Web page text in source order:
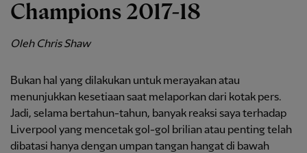
Champions 2017-18
Oleh Chris Shaw
Bukan hal yang dilakukan untuk merayakan atau
menunjukkan kesetiaan saat melaporkan dari kotak pers.
Jadi, selama bertahun-tahun, banyak reaksi saya terhadap
Liverpool yang mencetak gol-gol brilian atau penting telah
dibatasi hanya dengan umpan tangan hangat di bawah